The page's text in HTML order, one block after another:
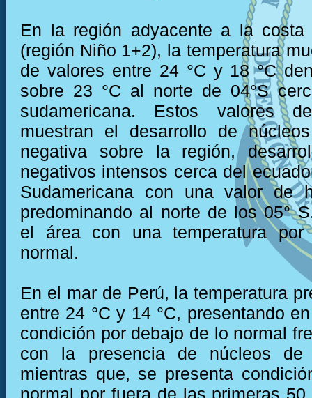
En la región adyacente a la costa
(región Niño 1+2), la temperatura
de valores entre 24 °C y 18 °C
sobre 23 °C al norte de 04°S
sudamericana. Estos valores
muestran el desarrollo de
negativa sobre la región,
negativos intensos cerca del
Sudamericana con una valor de
predominando al norte de los 05°
el área con una temperatura
normal.
En el mar de Perú, la temperatura
entre 24 °C y 14 °C, presentando
condición por debajo de lo normal
con la presencia de núcleos de
mientras que, se presenta
normal por fuera de las primeras